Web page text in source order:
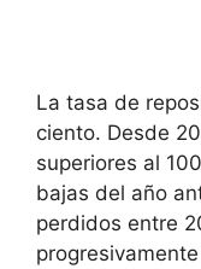
La tasa de
ciento. Desde
superiores al
bajas del año
perdidos entre